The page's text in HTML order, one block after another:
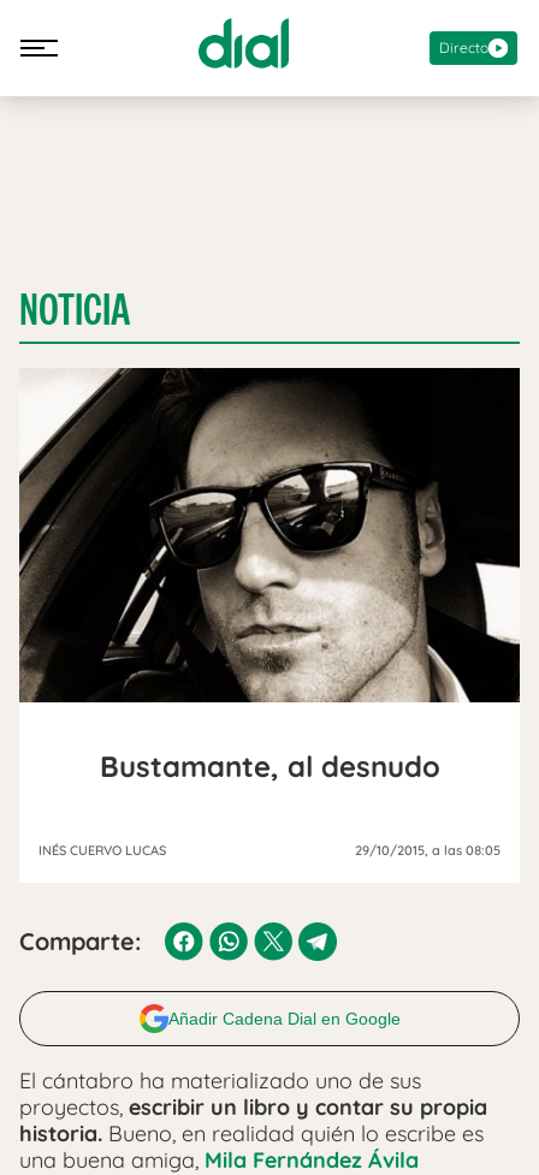
Directo
NOTICIA
Bustamante, al desnudo
INÉS CUERVO LUCAS 29/10/2015 , a las 08:05
Comparte:
Añadir Cadena Dial en Google
El cántabro ha materializado uno de sus
proyectos, escribir un libro y contar su propia
historia. Bueno, en realidad quién lo escribe es
una buena amiga, Mila Fernández Ávila